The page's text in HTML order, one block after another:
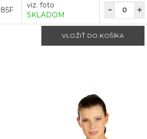
85F
viz. foto
SKLADOM